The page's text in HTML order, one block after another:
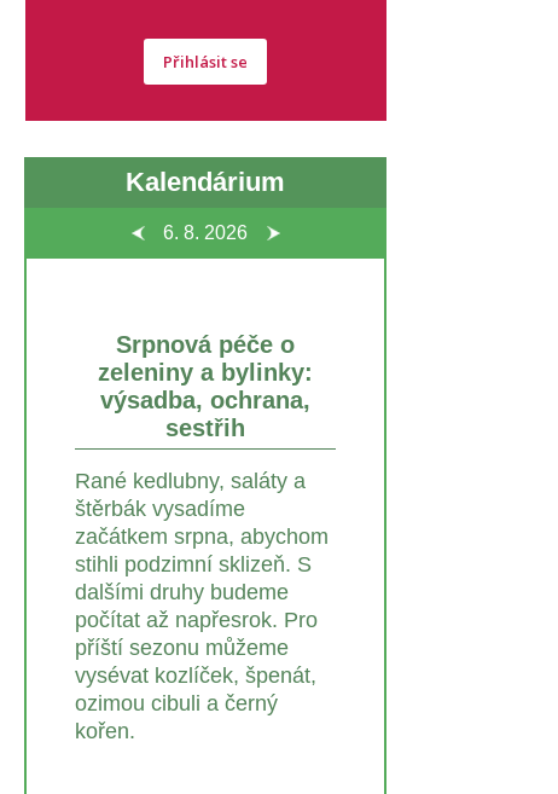
Přihlásit se
Kalendárium
6. 8. 2026
Srpnová péče o
zeleniny a bylinky:
výsadba, ochrana,
sestřih
Rané kedlubny, saláty a
štěrbák vysadíme
začátkem srpna, abychom
stihli podzimní sklizeň. S
dalšími druhy budeme
počítat až napřesrok. Pro
příští sezonu můžeme
vysévat kozlíček, špenát,
ozimou cibuli a černý
kořen.